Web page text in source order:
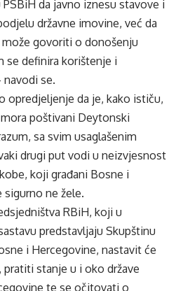
PSBiH da javno iznesu stavove i
državne imovine, već da
govoriti o donošenju
se definira korištenje i
navodi se.
opredjeljenje da je, kako ističu,
poštivani Deytonski
sa svim usaglašenim
drugi put vodi u neizvjesnost
koji građani Bosne i
sigurno ne žele.
RBiH, koji u
predstavljaju Skupštinu
i Hercegovine, nastavit će
stanje u i oko države
te se očitovati o